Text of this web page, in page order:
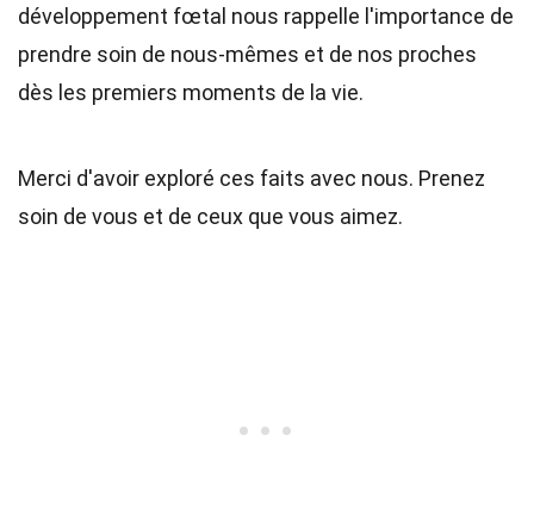
développement fœtal nous rappelle l'importance de
prendre soin de nous-mêmes et de nos proches
dès les premiers moments de la vie.
Merci d'avoir exploré ces faits avec nous. Prenez
soin de vous et de ceux que vous aimez.